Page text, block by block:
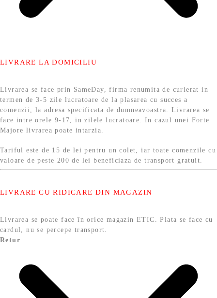
LIVRARE LA DOMICILIU
Livrarea se face prin SameDay, firma renumita de curierat in
termen de 3-5 zile lucratoare de la plasarea cu succes a
comenzii, la adresa specificata de dumneavoastra. Livrarea se
face intre orele 9-17, in zilele lucratoare. In cazul unei Forte
Majore livrarea poate intarzia.
Tariful este de 15 de lei pentru un colet, iar toate comenzile cu
valoare de peste 200 de lei beneficiaza de transport gratuit.
LIVRARE CU RIDICARE DIN MAGAZIN
Livrarea se poate face în orice magazin ETIC. Plata se face cu
cardul, nu se percepe transport.
Retur